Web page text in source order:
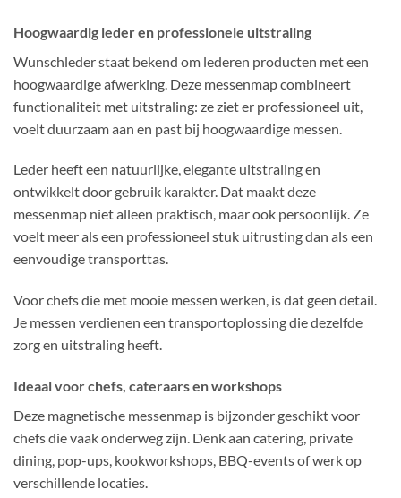
Hoogwaardig leder en professionele uitstraling
Wunschleder staat bekend om lederen producten met een
hoogwaardige afwerking. Deze messenmap combineert
functionaliteit met uitstraling: ze ziet er professioneel uit,
voelt duurzaam aan en past bij hoogwaardige messen.
Leder heeft een natuurlijke, elegante uitstraling en
ontwikkelt door gebruik karakter. Dat maakt deze
messenmap niet alleen praktisch, maar ook persoonlijk. Ze
voelt meer als een professioneel stuk uitrusting dan als een
eenvoudige transporttas.
Voor chefs die met mooie messen werken, is dat geen detail.
Je messen verdienen een transportoplossing die dezelfde
zorg en uitstraling heeft.
Ideaal voor chefs, cateraars en workshops
Deze magnetische messenmap is bijzonder geschikt voor
chefs die vaak onderweg zijn. Denk aan catering, private
dining, pop-ups, kookworkshops, BBQ-events of werk op
verschillende locaties.